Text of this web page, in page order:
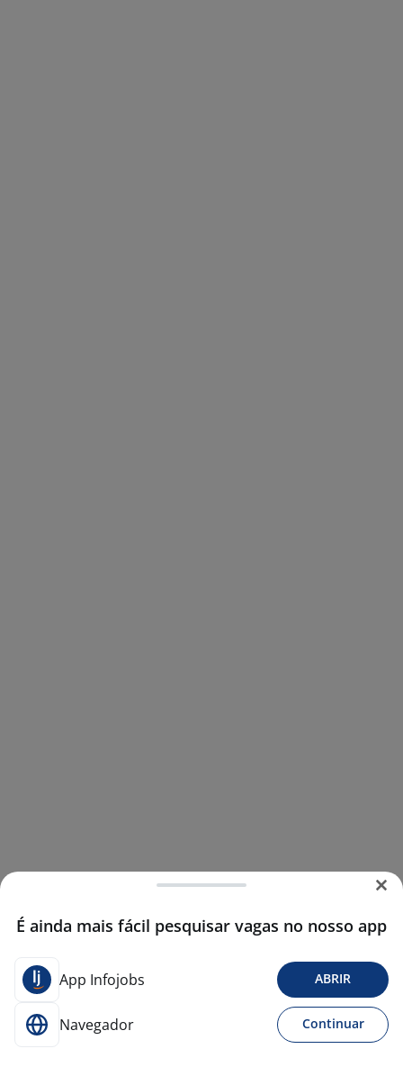
É ainda mais fácil pesquisar vagas no nosso app
App Infojobs ABRIR
Navegador Continuar